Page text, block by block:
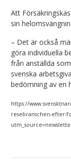
Att
sin
– Det är också
göra individuella
från anställda
svenska
bedömning av en
https://
resebranschen-efter-